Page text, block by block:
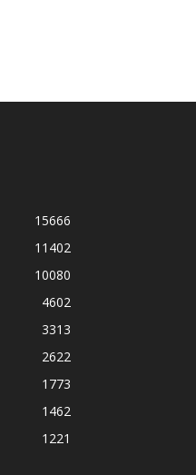
15666
11402
10080
4602
3313
2622
1773
1462
1221